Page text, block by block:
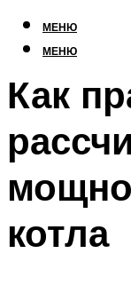
МЕНЮ
МЕНЮ
Как
котла